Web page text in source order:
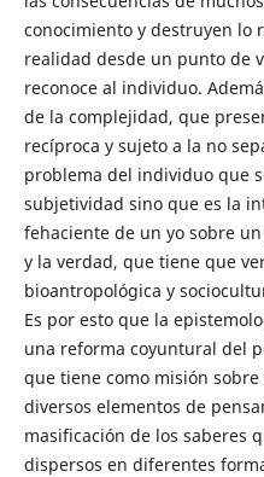
conocimiento y destruyen lo
realidad desde un punto de
reconoce al individuo.
de la complejidad, que
recíproca y sujeto a la no
problema del individuo que
subjetividad sino que es la
fehaciente de un yo sobre
y la verdad, que tiene que
bioantropológica y
Es por esto que la
una reforma coyuntural del
que tiene como misión
diversos elementos de
masificación de los saberes
dispersos en diferentes